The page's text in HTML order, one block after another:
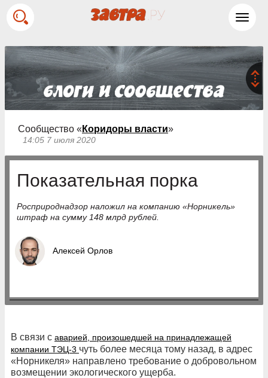
Сообщество « Коридоры власти»
14:05 7 июля 2020
Показательная порка
Росприроднадзор наложил на компанию «Норникель»
штраф на сумму 148 млрд рублей.
Алексей Орлов
В связи с аварией, произошедшей на принадлежащей
компании ТЭЦ-3 чуть более месяца тому назад, в адрес
«Норникеля» направлено требование о добровольном
возмещении экологического ущерба.